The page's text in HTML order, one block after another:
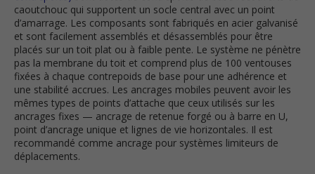
caoutchouc qui supportent un socle central avec un point
d’amarrage. Les composants sont fabriqués en acier galvanisé
et sont facilement assemblés et désassemblés pour être
placés sur un toit plat ou à faible pente. Le système ne pénètre
pas la membrane du toit et comprend plus de 100 ventouses
fixées à chaque contrepoids de base pour une adhérence et
une stabilité accrues. Les ancrages mobiles peuvent avoir les
mêmes types de points d’attache que ceux utilisés sur les
ancrages fixes — ancrage de retenue forgé ou à barre en U,
point d’ancrage unique et lignes de vie horizontales. Il est
recommandé comme ancrage pour systèmes limiteurs de
déplacements.